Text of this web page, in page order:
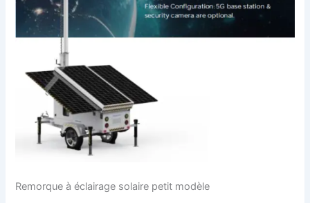
Remorque à éclairage solaire petit modèle